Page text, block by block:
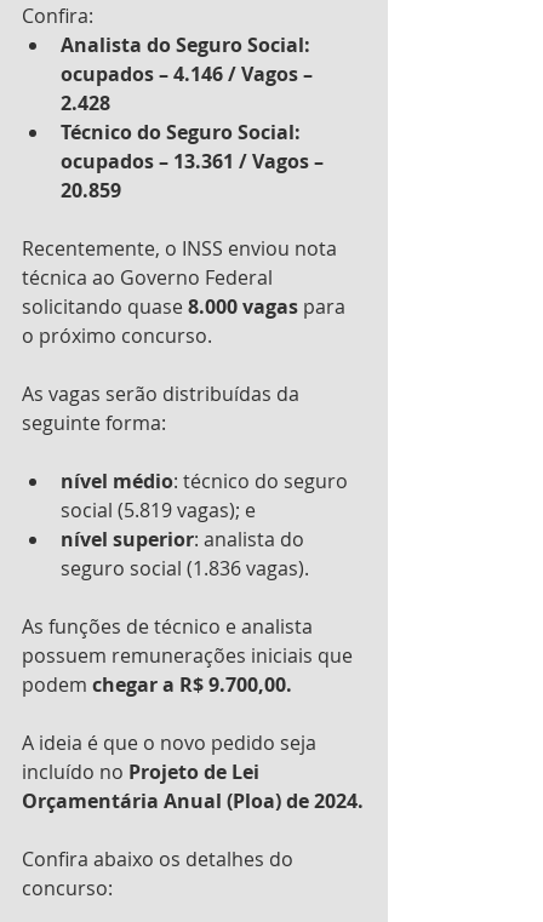
Confira:
Analista do Seguro Social:
ocupados – 4.146 / Vagos –
2.428
Técnico do Seguro Social:
ocupados – 13.361 / Vagos –
20.859
Recentemente, o INSS enviou nota
técnica ao Governo Federal
solicitando quase 8.000 vagas para
o próximo concurso.
As vagas serão distribuídas da
seguinte forma:
nível médio: técnico do seguro
social (5.819 vagas); e
nível superior: analista do
seguro social (1.836 vagas).
As funções de técnico e analista
possuem remunerações iniciais que
podem chegar a R$ 9.700,00.
A ideia é que o novo pedido seja
incluído no Projeto de Lei
Orçamentária Anual (Ploa) de 2024.
Confira abaixo os detalhes do
concurso: